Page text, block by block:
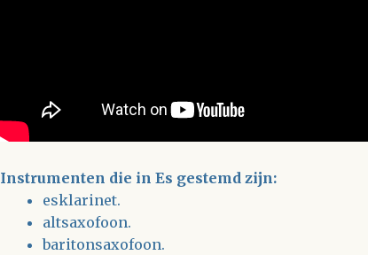
Instrumenten die in Es gestemd zijn:
esklarinet.
altsaxofoon.
baritonsaxofoon.